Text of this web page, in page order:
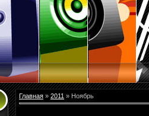
Главная » 2011 » Ноябрь